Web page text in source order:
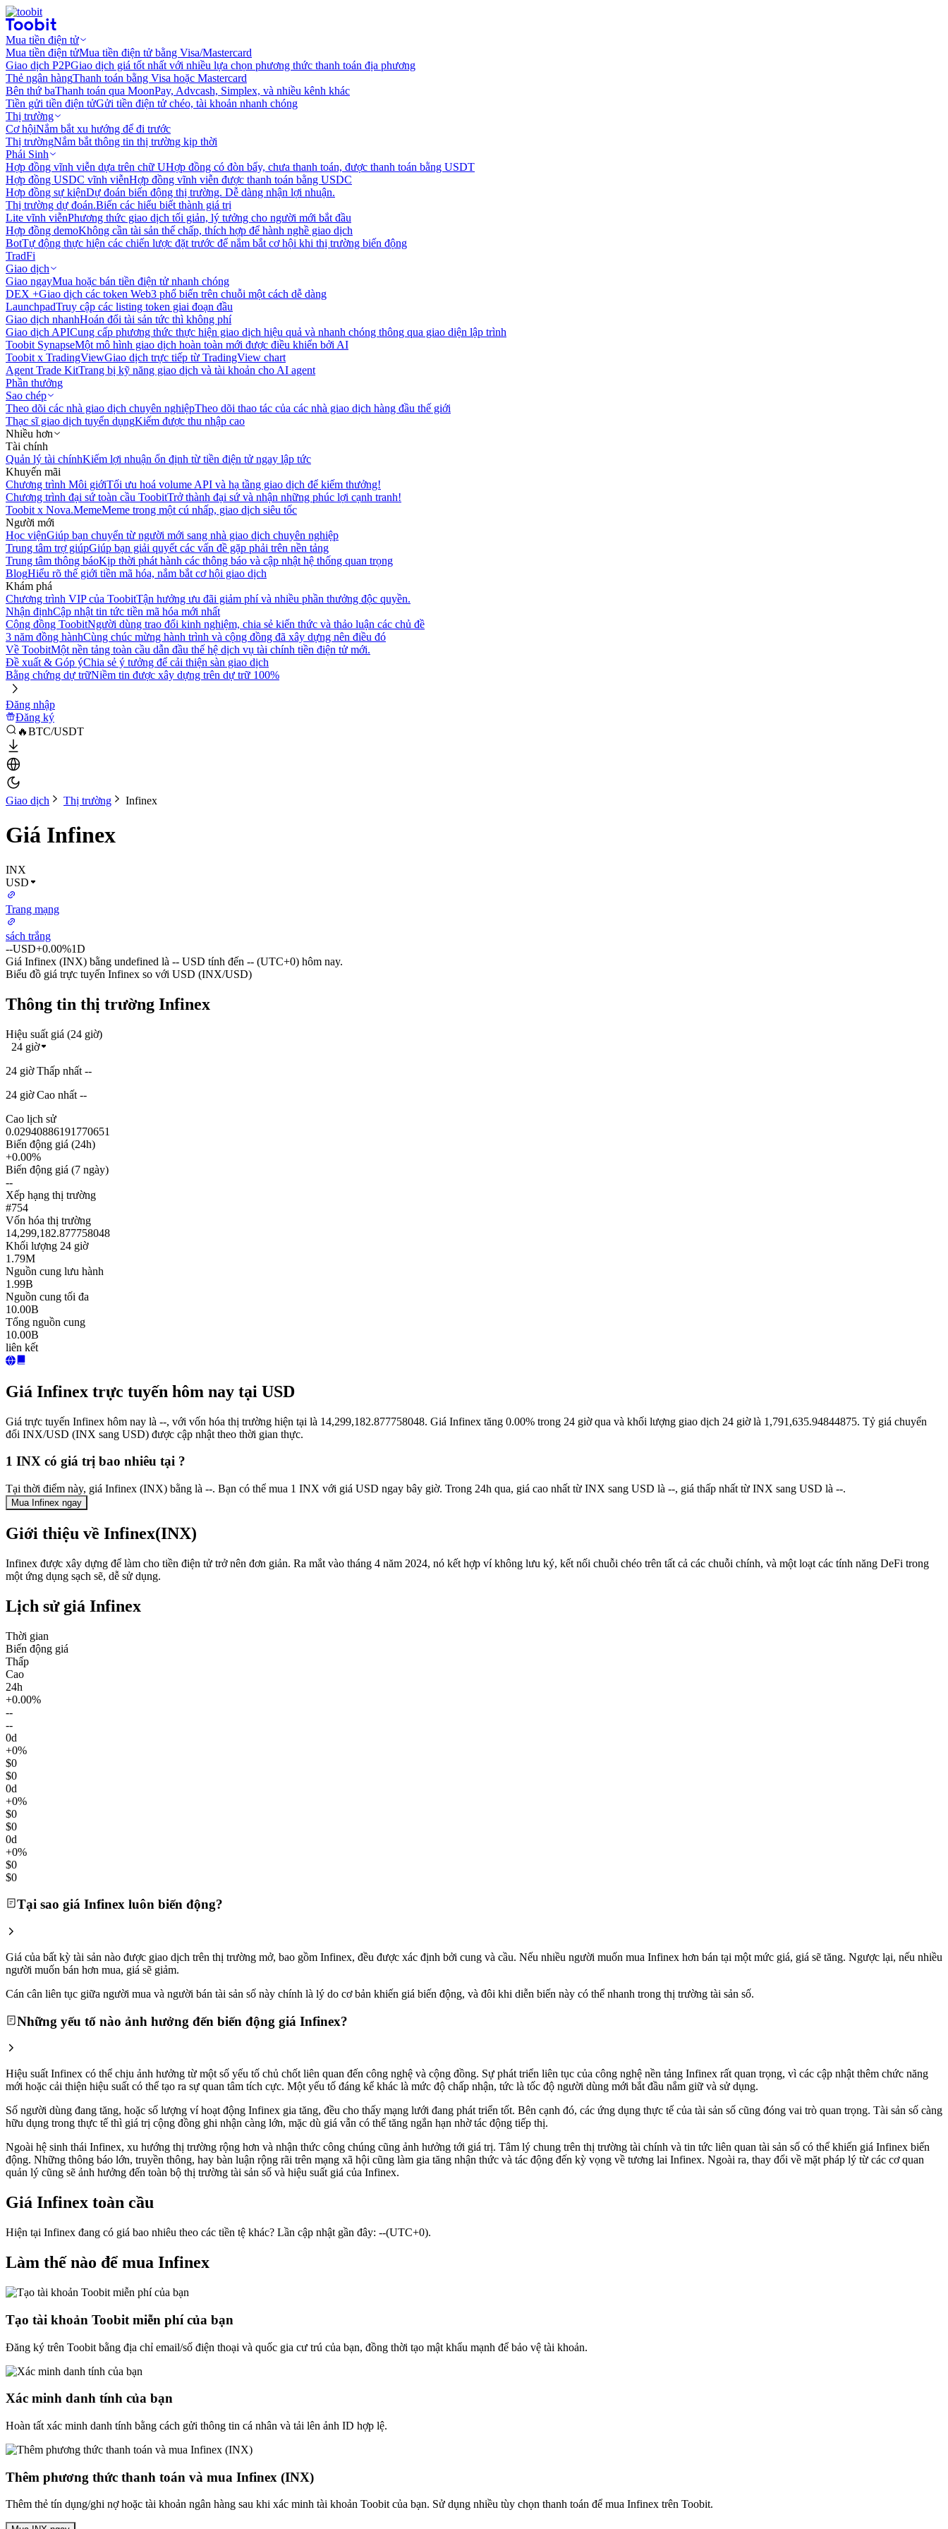
Mua tiền điện tử
Mua tiền điện tửMua tiền điện tử bằng Visa/Mastercard
Giao dịch P2PGiao dịch giá tốt nhất với nhiều lựa chọn phương thức thanh toán địa phương
Thẻ ngân hàngThanh toán bằng Visa hoặc Mastercard
Bên thứ baThanh toán qua MoonPay, Advcash, Simplex, và nhiều kênh khác
Tiền gửi tiền điện tửGửi tiền điện tử chéo, tài khoản nhanh chóng
Thị trường
Cơ hộiNắm bắt xu hướng để đi trước
Thị trườngNắm bắt thông tin thị trường kịp thời
Phái Sinh
Hợp đồng vĩnh viễn dựa trên chữ UHợp đồng có đòn bẩy, chưa thanh toán, được thanh toán bằng USDT
Hợp đồng USDC vĩnh viễnHợp đồng vĩnh viễn được thanh toán bằng USDC
Hợp đồng sự kiệnDự đoán biến động thị trường. Dễ dàng nhận lợi nhuận.
Thị trường dự đoán.Biến các hiểu biết thành giá trị
Lite vĩnh viễnPhương thức giao dịch tối giản, lý tưởng cho người mới bắt đầu
Hợp đồng demoKhông cần tài sản thế chấp, thích hợp để hành nghề giao dịch
BotTự động thực hiện các chiến lược đặt trước để nắm bắt cơ hội khi thị trường biến động
TradFi
Giao dịch
Giao ngayMua hoặc bán tiền điện tử nhanh chóng
DEX +Giao dịch các token Web3 phổ biến trên chuỗi một cách dễ dàng
LaunchpadTruy cập các listing token giai đoạn đầu
Giao dịch nhanhHoán đổi tài sản tức thì không phí
Giao dịch APICung cấp phương thức thực hiện giao dịch hiệu quả và nhanh chóng thông qua giao diện lập trình
Toobit SynapseMột mô hình giao dịch hoàn toàn mới được điều khiển bởi AI
Toobit x TradingViewGiao dịch trực tiếp từ TradingView chart
Agent Trade KitTrang bị kỹ năng giao dịch và tài khoản cho AI agent
Phần thưởng
Sao chép
Theo dõi các nhà giao dịch chuyên nghiệpTheo dõi thao tác của các nhà giao dịch hàng đầu thế giới
Thạc sĩ giao dịch tuyển dụngKiếm được thu nhập cao
Nhiều hơn
Tài chính
Quản lý tài chínhKiếm lợi nhuận ổn định từ tiền điện tử ngay lập tức
Khuyến mãi
Chương trình Môi giớiTối ưu hoá volume API và hạ tầng giao dịch để kiếm thưởng!
Chương trình đại sứ toàn cầu ToobitTrở thành đại sứ và nhận những phúc lợi cạnh tranh!
Toobit x Nova.MemeMeme trong một cú nhấp, giao dịch siêu tốc
Người mới
Học việnGiúp bạn chuyển từ người mới sang nhà giao dịch chuyên nghiệp
Trung tâm trợ giúpGiúp bạn giải quyết các vấn đề gặp phải trên nền tảng
Trung tâm thông báoKịp thời phát hành các thông báo và cập nhật hệ thống quan trọng
BlogHiểu rõ thế giới tiền mã hóa, nắm bắt cơ hội giao dịch
Khám phá
Chương trình VIP của ToobitTận hưởng ưu đãi giảm phí và nhiều phần thưởng độc quyền.
Nhận địnhCập nhật tin tức tiền mã hóa mới nhất
Cộng đồng ToobitNgười dùng trao đổi kinh nghiệm, chia sẻ kiến thức và thảo luận các chủ đề
3 năm đồng hànhCùng chúc mừng hành trình và cộng đồng đã xây dựng nên điều đó
Về ToobitMột nền tảng toàn cầu dẫn đầu thế hệ dịch vụ tài chính tiền điện tử mới.
Đề xuất & Góp ýChia sẻ ý tưởng để cải thiện sàn giao dịch
Bằng chứng dự trữNiềm tin được xây dựng trên dự trữ 100%
Đăng nhập
Đăng ký
🔥BTC/USDT
Giao dịch Thị trường Infinex
Giá Infinex
INX
USD
Trang mạng
sách trắng
--USD+0.00%1D
Giá Infinex (INX) bằng undefined là -- USD tính đến -- (UTC+0) hôm nay.
Biểu đồ giá trực tuyến Infinex so với USD (INX/USD)
Thông tin thị trường Infinex
Hiệu suất giá (24 giờ)
24 giờ
24 giờ Thấp nhất --
24 giờ Cao nhất --
Cao lịch sử
0.02940886191770651
Biến động giá (24h)
+0.00%
Biến động giá (7 ngày)
--
Xếp hạng thị trường
#754
Vốn hóa thị trường
14,299,182.877758048
Khối lượng 24 giờ
1.79M
Nguồn cung lưu hành
1.99B
Nguồn cung tối đa
10.00B
Tổng nguồn cung
10.00B
liên kết
Giá Infinex trực tuyến hôm nay tại USD
Giá trực tuyến Infinex hôm nay là --, với vốn hóa thị trường hiện tại là 14,299,182.877758048. Giá Infinex tăng 0.00% trong 24 giờ qua và khối lượng giao dịch 24 giờ là 1,791,635.94844875. Tỷ giá chuyển
đổi INX/USD (INX sang USD) được cập nhật theo thời gian thực.
1 INX có giá trị bao nhiêu tại ?
Tại thời điểm này, giá Infinex (INX) bằng là --. Bạn có thể mua 1 INX với giá USD ngay bây giờ. Trong 24h qua, giá cao nhất từ INX sang USD là --, giá thấp nhất từ INX sang USD là --.
Mua Infinex ngay
Giới thiệu về Infinex(INX)
Infinex được xây dựng để làm cho tiền điện tử trở nên đơn giản. Ra mắt vào tháng 4 năm 2024, nó kết hợp ví không lưu ký, kết nối chuỗi chéo trên tất cả các chuỗi chính, và một loạt các tính năng DeFi trong
một ứng dụng sạch sẽ, dễ sử dụng.
Lịch sử giá Infinex
Thời gian
Biến động giá
Thấp
Cao
24h
+0.00%
--
--
0d
+0%
$0
$0
0d
+0%
$0
$0
0d
+0%
$0
$0
Tại sao giá Infinex luôn biến động?
Giá của bất kỳ tài sản nào được giao dịch trên thị trường mở, bao gồm Infinex, đều được xác định bởi cung và cầu. Nếu nhiều người muốn mua Infinex hơn bán tại một mức giá, giá sẽ tăng. Ngược lại, nếu nhiều
người muốn bán hơn mua, giá sẽ giảm.
Cán cân liên tục giữa người mua và người bán tài sản số này chính là lý do cơ bản khiến giá biến động, và đôi khi diễn biến này có thể nhanh trong thị trường tài sản số.
Những yếu tố nào ảnh hưởng đến biến động giá Infinex?
Hiệu suất Infinex có thể chịu ảnh hưởng từ một số yếu tố chủ chốt liên quan đến công nghệ và cộng đồng. Sự phát triển liên tục của công nghệ nền tảng Infinex rất quan trọng, vì các cập nhật thêm chức năng
mới hoặc cải thiện hiệu suất có thể tạo ra sự quan tâm tích cực. Một yếu tố đáng kể khác là mức độ chấp nhận, tức là tốc độ người dùng mới bắt đầu nắm giữ và sử dụng.
Số người dùng đang tăng, hoặc số lượng ví hoạt động Infinex gia tăng, đều cho thấy mạng lưới đang phát triển tốt. Bên cạnh đó, các ứng dụng thực tế của tài sản số cũng đóng vai trò quan trọng. Tài sản số càng
hữu dụng trong thực tế thì giá trị cộng đồng ghi nhận càng lớn, mặc dù giá vẫn có thể tăng ngắn hạn nhờ tác động tiếp thị.
Ngoài hệ sinh thái Infinex, xu hướng thị trường rộng hơn và nhận thức công chúng cũng ảnh hưởng tới giá trị. Tâm lý chung trên thị trường tài chính và tin tức liên quan tài sản số có thể khiến giá Infinex biến
động. Những thông báo lớn, truyền thông, hay bàn luận rộng rãi trên mạng xã hội cũng làm gia tăng nhận thức và tác động đến kỳ vọng về tương lai Infinex. Ngoài ra, thay đổi về mặt pháp lý từ các cơ quan
quản lý cũng sẽ ảnh hưởng đến toàn bộ thị trường tài sản số và hiệu suất giá của Infinex.
Giá Infinex toàn cầu
Hiện tại Infinex đang có giá bao nhiêu theo các tiền tệ khác? Lần cập nhật gần đây: --(UTC+0).
Làm thế nào để mua Infinex
Tạo tài khoản Toobit miễn phí của bạn
Đăng ký trên Toobit bằng địa chỉ email/số điện thoại và quốc gia cư trú của bạn, đồng thời tạo mật khẩu mạnh để bảo vệ tài khoản.
Xác minh danh tính của bạn
Hoàn tất xác minh danh tính bằng cách gửi thông tin cá nhân và tải lên ảnh ID hợp lệ.
Thêm phương thức thanh toán và mua Infinex (INX)
Thêm thẻ tín dụng/ghi nợ hoặc tài khoản ngân hàng sau khi xác minh tài khoản Toobit của bạn. Sử dụng nhiều tùy chọn thanh toán để mua Infinex trên Toobit.